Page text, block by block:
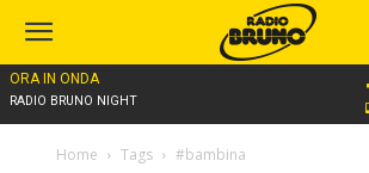
ORA IN ONDA
RADIO BRUNO NIGHT
Home Tags #bambina